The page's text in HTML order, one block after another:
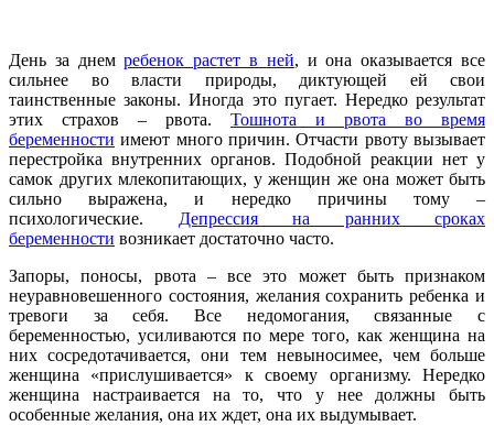
День за днемребенок растет в ней, и она оказывается все
сильнее во власти природы, диктующей ей свои
таинственные законы. Иногда это пугает. Нередко результат
этих страхов – рвота. Тошнота и рвота во время
беременности имеют много причин. Отчасти рвоту вызывает
перестройка внутренних органов. Подобной реакции нет у
самок других млекопитающих, у женщин же она может быть
сильно выражена, и нередко причины тому –
психологические. Депрессия на ранних сроках
беременности возникает достаточно часто.
Запоры, поносы, рвота – все это может быть признаком
неуравновешенного состояния, желания сохранить ребенка и
тревоги за себя. Все недомогания, связанные с
беременностью, усиливаются по мере того, как женщина на
них сосредотачивается, они тем невыносимее, чем больше
женщина «прислушивается» к своему организму. Нередко
женщина настраивается на то, что у нее должны быть
особенные желания, она их ждет, она их выдумывает.